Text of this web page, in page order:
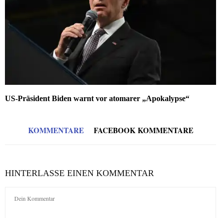
US-Präsident Biden warnt vor atomarer „Apokalypse“
KOMMENTARE FACEBOOK KOMMENTARE
HINTERLASSE EINEN KOMMENTAR